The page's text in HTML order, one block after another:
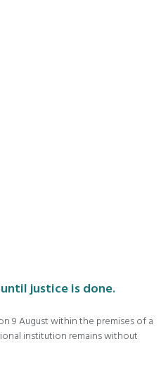
justice is done.
9 August within the premises of a
institution remains without